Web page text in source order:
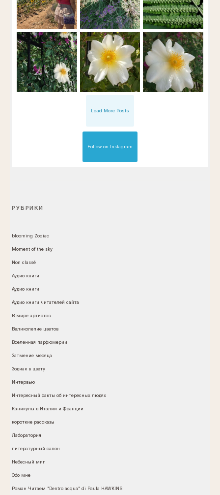
Load More Posts
Follow on Instagram
РУБРИКИ
blooming Zodiac
Moment of the sky
Non classé
Аудио книги
Аудио книги
Аудио книги читателей сайта
В мире артистов
Великолепие цветов
Вселенная парфюмерии
Затмение месяца
Зодиак в цвету
Интервью
Интересный факты об интересных людях
Каникулы в Италии и Франции
короткие рассказы
Лаборатория
литературный салон
Небесный миг
Обо мне
Роман Читаем "Dentro acqua" di Paula HAWKINS